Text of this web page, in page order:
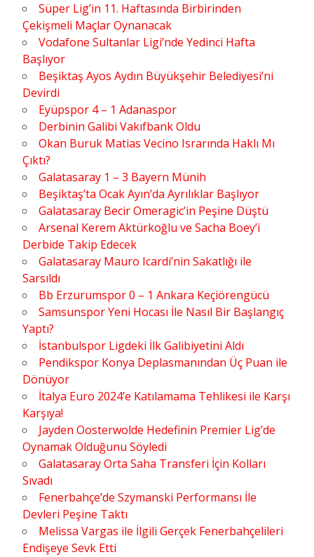
Süper Lig’in 11. Haftasında Birbirinden
Çekişmeli Maçlar Oynanacak
Vodafone Sultanlar Ligi’nde Yedinci Hafta
Başlıyor
Beşiktaş Ayos Aydın Büyükşehir Belediyesi’ni
Devirdi
Eyüpspor 4 – 1 Adanaspor
Derbinin Galibi Vakıfbank Oldu
Okan Buruk Matias Vecino Israrında Haklı Mı
Çıktı?
Galatasaray 1 – 3 Bayern Münih
Beşiktaş’ta Ocak Ayın’da Ayrılıklar Başlıyor
Galatasaray Becir Omeragic’in Peşine Düştü
Arsenal Kerem Aktürkoğlu ve Sacha Boey’i
Derbide Takip Edecek
Galatasaray Mauro Icardi’nin Sakatlığı ile
Sarsıldı
Bb Erzurumspor 0 – 1 Ankara Keçiörengücü
Samsunspor Yeni Hocası İle Nasıl Bir Başlangıç
Yaptı?
İstanbulspor Ligdeki İlk Galibiyetini Aldı
Pendikspor Konya Deplasmanından Üç Puan ile
Dönüyor
İtalya Euro 2024’e Katılamama Tehlikesi ile Karşı
Karşıya!
Jayden Oosterwolde Hedefinin Premier Lig’de
Oynamak Olduğunu Söyledi
Galatasaray Orta Saha Transferi İçin Kolları
Sıvadı
Fenerbahçe’de Szymanski Performansı İle
Devleri Peşine Taktı
Melissa Vargas ile İlgili Gerçek Fenerbahçelileri
Endişeye Sevk Etti